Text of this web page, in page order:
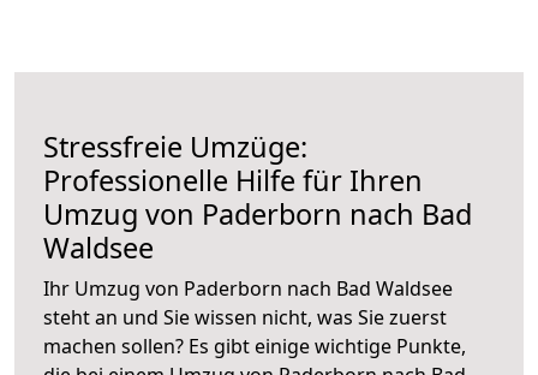
Stressfreie Umzüge:
Professionelle Hilfe für Ihren
Umzug von Paderborn nach Bad
Waldsee
Ihr Umzug von Paderborn nach Bad Waldsee
steht an und Sie wissen nicht, was Sie zuerst
machen sollen? Es gibt einige wichtige Punkte,